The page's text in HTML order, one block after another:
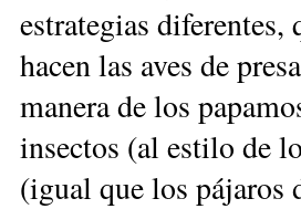
estrategias
hacen las aves de
manera de los
insectos (al estilo de
(igual que los pájaros